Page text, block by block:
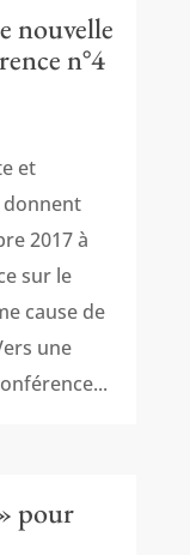
nouvelle
n°4
et
donnent
2017 à
sur le
cause de
une
pour